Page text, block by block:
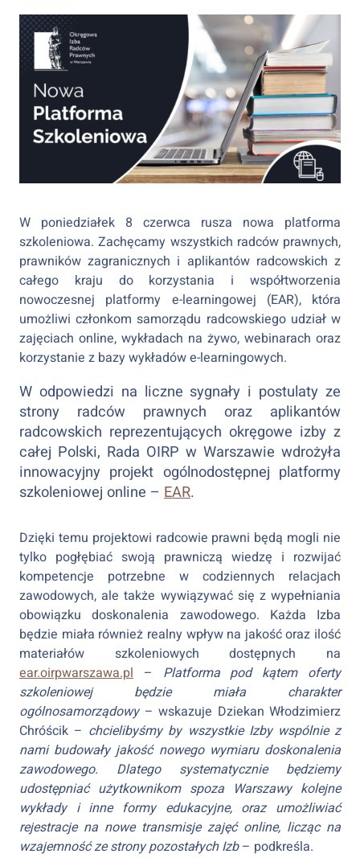
W poniedziałek 8 czerwca rusza nowa platforma
szkoleniowa. Zachęcamy wszystkich radców prawnych,
prawników zagranicznych i aplikantów radcowskich z
całego kraju do korzystania i współtworzenia
nowoczesnej platformy e-learningowej (EAR), która
umożliwi członkom samorządu radcowskiego udział w
zajęciach online, wykładach na żywo, webinarach oraz
korzystanie z bazy wykładów e-learningowych.
W odpowiedzi na liczne sygnały i postulaty ze
strony radców prawnych oraz aplikantów
radcowskich reprezentujących okręgowe izby z
całej Polski, Rada OIRP w Warszawie wdrożyła
innowacyjny projekt ogólnodostępnej platformy
szkoleniowej online – EAR.
Dzięki temu projektowi radcowie prawni będą mogli nie
tylko pogłębiać swoją prawniczą wiedzę i rozwijać
kompetencje potrzebne w codziennych relacjach
zawodowych, ale także wywiązywać się z wypełniania
obowiązku doskonalenia zawodowego. Każda Izba
będzie miała również realny wpływ na jakość oraz ilość
materiałów szkoleniowych dostępnych na
ear.oirpwarszawa.pl – Platforma pod kątem oferty
szkoleniowej będzie miała charakter
ogólnosamorządowy – wskazuje Dziekan Włodzimierz
Chróścik – chcielibyśmy by wszystkie Izby wspólnie z
nami budowały jakość nowego wymiaru doskonalenia
zawodowego. Dlatego systematycznie będziemy
udostępniać użytkownikom spoza Warszawy kolejne
wykłady i inne formy edukacyjne, oraz umożliwiać
rejestracje na nowe transmisje zajęć online, licząc na
wzajemność ze strony pozostałych Izb– podkreśla.